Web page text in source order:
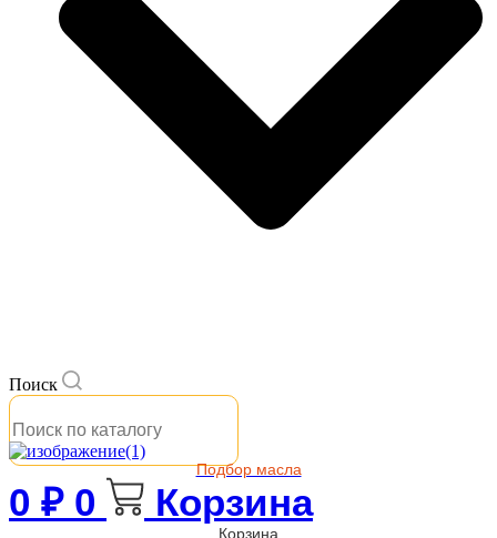
Поиск
Подбор масла
0 ₽ 0 Корзина
Корзина